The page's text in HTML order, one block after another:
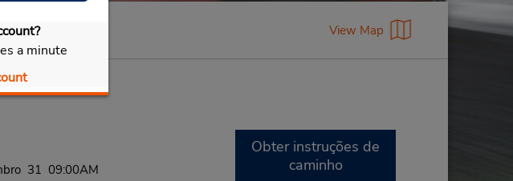
carro
a minute
View Map
31 09:00AM
Obter instruções de
caminho